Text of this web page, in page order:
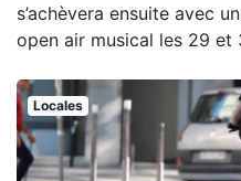
s’achèvera ensuite avec
open air musical les 29 et
Locales